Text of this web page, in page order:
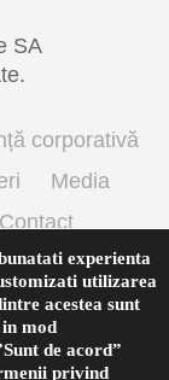
SA
corporativă
Media
Contact
cookie
personal
experienta
utilizarea
acestea sunt
in mod
de acord”
privind